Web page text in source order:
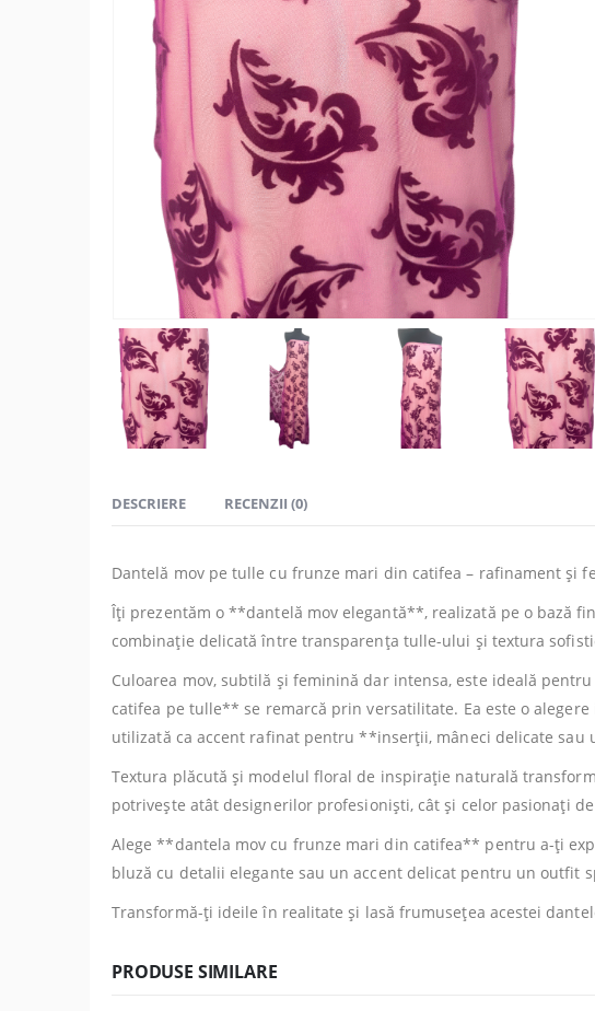
DESCRIERE RECENZII (0)
Dantelă mov pe tulle cu frunze mari din catifea – rafinament și
Îți prezentăm o **dantelă mov elegantă**, realizată pe o bază
combinație delicată între transparența tulle-ului și textura
Culoarea mov, subtilă și feminină dar intensa, este ideală
catifea pe tulle** se remarcă prin versatilitate. Ea este o
utilizată ca accent rafinat pentru **inserții, mâneci delicate sau
Textura plăcută și modelul floral de inspirație naturală
potrivește atât designerilor profesioniști, cât și celor pasionați
Alege **dantela mov cu frunze mari din catifea** pentru a-ți
bluză cu detalii elegante sau un accent delicat pentru un outfit
Transformă-ți ideile în realitate și lasă frumusețea acestei
PRODUSE SIMILARE